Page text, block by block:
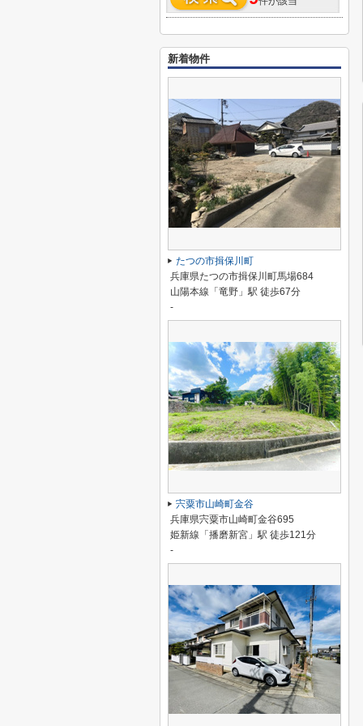
新着物件
たつの市揖保川町
兵庫県たつの市揖保川町馬場684
山陽本線「竜野」駅 徒歩67分
-
宍粟市山崎町金谷
兵庫県宍粟市山崎町金谷695
姫新線「播磨新宮」駅 徒歩121分
-